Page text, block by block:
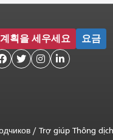
획을 세우세요 요금
  
/ Trợ giúp Thông